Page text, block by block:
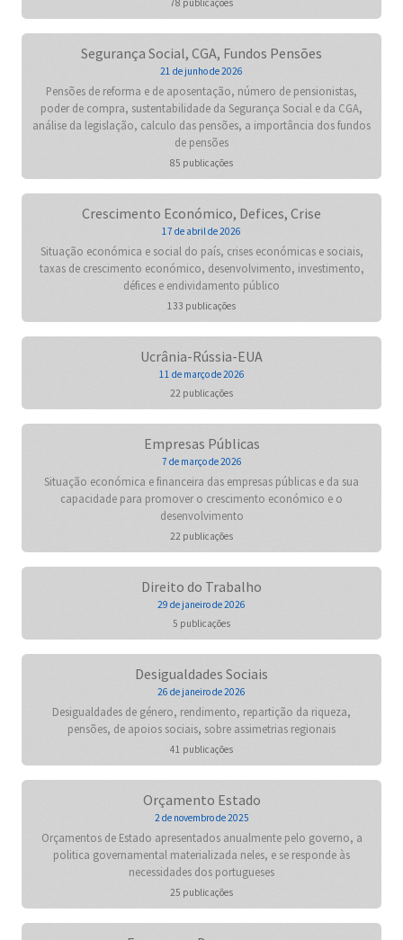
78 publicações
Segurança Social, CGA, Fundos Pensões
21 de junho de 2026
Pensões de reforma e de aposentação, número de pensionistas,
poder de compra, sustentabilidade da Segurança Social e da CGA,
análise da legislação, calculo das pensões, a importância dos fundos
de pensões
85 publicações
Crescimento Económico, Defices, Crise
17 de abril de 2026
Situação económica e social do país, crises económicas e sociais,
taxas de crescimento económico, desenvolvimento, investimento,
défices e endividamento público
133 publicações
Ucrânia-Rússia-EUA
11 de março de 2026
22 publicações
Empresas Públicas
7 de março de 2026
Situação económica e financeira das empresas públicas e da sua
capacidade para promover o crescimento económico e o
desenvolvimento
22 publicações
Direito do Trabalho
29 de janeiro de 2026
5 publicações
Desigualdades Sociais
26 de janeiro de 2026
Desigualdades de género, rendimento, repartição da riqueza,
pensões, de apoios sociais, sobre assimetrias regionais
41 publicações
Orçamento Estado
2 de novembro de 2025
Orçamentos de Estado apresentados anualmente pelo governo, a
politica governamental materializada neles, e se responde às
necessidades dos portugueses
25 publicações